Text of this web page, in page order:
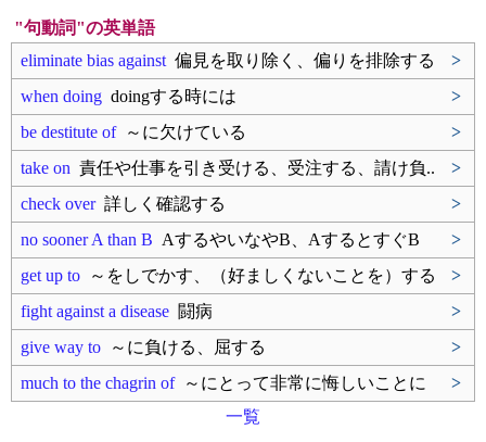
"句動詞"の英単語
eliminate bias against 偏見を取り除く、偏りを排除する
>
when doing doingする時には
>
be destitute of～に欠けている
>
take on 責任や仕事を引き受ける、受注する、請け負..
>
check over詳しく確認する
>
no sooner A than B AするやいなやB、AするとすぐB
>
get up to ～をしでかす、（好ましくないことを）する
>
fight against a disease 闘病
>
give way to ～に負ける、屈する
>
much to the chagrin of～にとって非常に悔しいことに
>
一覧